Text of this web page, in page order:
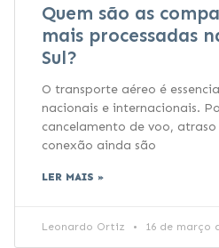
Quem são as
mais processadas
Sul?
O transporte aéreo é
nacionais e internacionais.
cancelamento de voo,
conexão ainda são
LER MAIS »
Leonardo Ortiz 16 de março